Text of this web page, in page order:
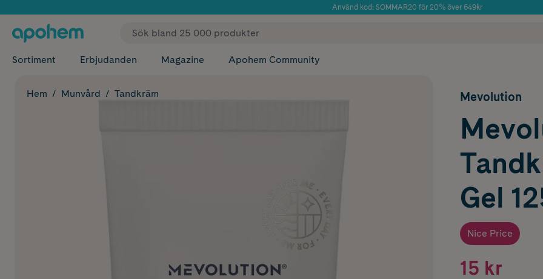
Använd kod: SOMMAR20 för 20% över 649kr
✓ Fri frakt
Sortiment Erbjudanden Magazine Apohem Community
Hem Munvård Tandkräm Mevolution
Gel
Nice Price
15 kr